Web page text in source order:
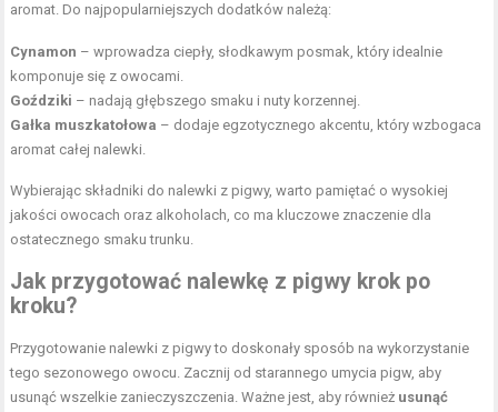
aromat. Do najpopularniejszych dodatków należą:
Cynamon – wprowadza ciepły, słodkawym posmak, który idealnie
komponuje się z owocami.
Goździki – nadają głębszego smaku i nuty korzennej.
Gałka muszkatołowa – dodaje egzotycznego akcentu, który wzbogaca
aromat całej nalewki.
Wybierając składniki do nalewki z pigwy, warto pamiętać o wysokiej
jakości owocach oraz alkoholach, co ma kluczowe znaczenie dla
ostatecznego smaku trunku.
Jak przygotować nalewkę z pigwy krok po
kroku?
Przygotowanie nalewki z pigwy to doskonały sposób na wykorzystanie
tego sezonowego owocu. Zacznij od starannego umycia pigw, aby
usunąć wszelkie zanieczyszczenia. Ważne jest, aby również usunąć